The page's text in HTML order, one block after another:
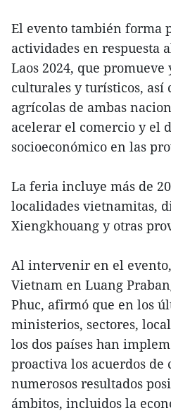
El evento también forma
actividades en respuesta
Laos 2024, que
culturales y turísticos, así
agrícolas de ambas
acelerar el comercio y el
socioeconómico en las
La feria incluye más de
localidades vietnamitas,
Xiengkhouang y otras
Al intervenir en el
Vietnam en Luang
Phuc, afirmó que en los
ministerios, sectores,
los dos países han
proactiva los acuerdos
numerosos resultados
ámbitos, incluidos la